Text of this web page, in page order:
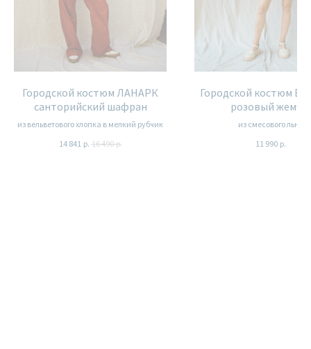
Городской костюм ЛАНАРК
санторийский шафран
из вельветового хлопка в мелкий рубчик
14 841 р. 16 490 р.
Городской костюм
розовый жемчуг
из смесового льна
11 990 р.